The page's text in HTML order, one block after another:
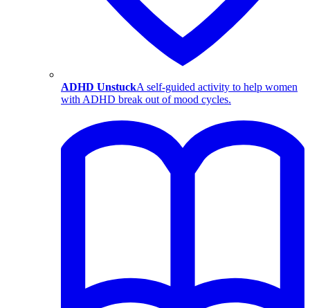
ADHD UnstuckA self-guided activity to help women
with ADHD break out of mood cycles.